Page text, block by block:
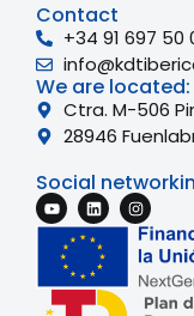
Contact
+34 91 697 50
We are located:
Ctra. M-506
28946
Social